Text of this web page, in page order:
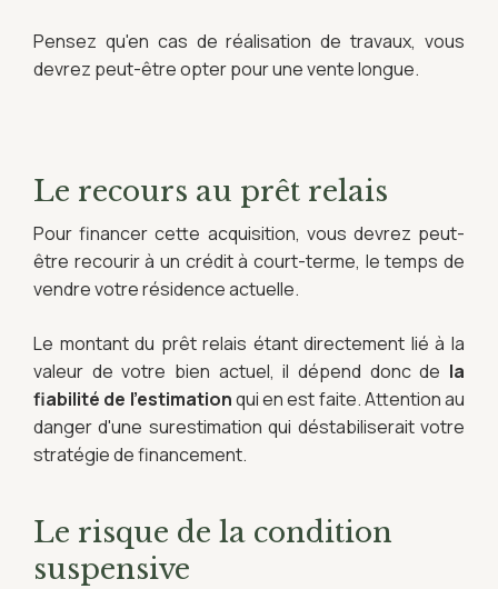
Pensez qu'en cas de réalisation de travaux, vous
devrez peut-être opter pour une vente longue.
Le recours au prêt relais
Pour financer cette acquisition, vous devrez peut-
être recourir à un crédit à court-terme, le temps de
vendre votre résidence actuelle.
Le montant du prêt relais étant directement lié à la
valeur de votre bien actuel, il dépend donc de la
fiabilité de l'estimationqui en est faite. Attention au
danger d'une surestimation qui déstabiliserait votre
stratégie de financement.
Le risque de la condition
suspensive